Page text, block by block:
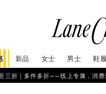
新品 女士 男士 鞋履
三折｜多件多折——线上专属，消费